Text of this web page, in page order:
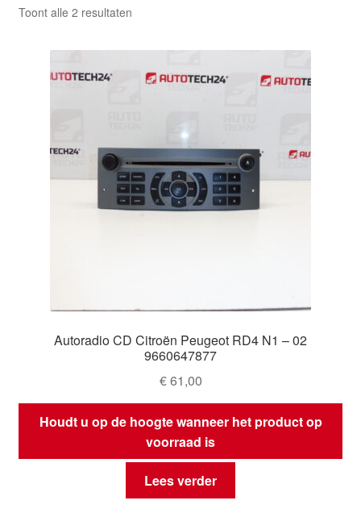
Toont alle 2 resultatenGesorteerd
nieuwste
Autoradio CD Citroën Peugeot RD4 N1 – 02
9660647877
€61,00
Houdt u op de hoogte wanneer het product op
voorraad is
Lees verder